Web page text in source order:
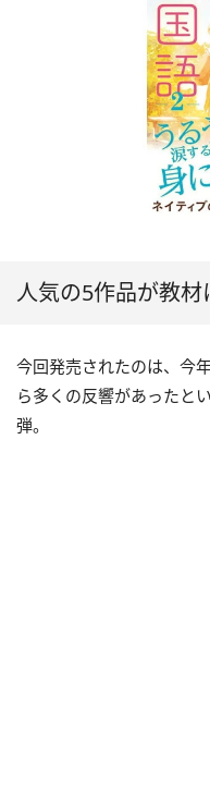
人気の5作品が教材
今回発売されたのは、今
ら多くの反響があったと
弾。